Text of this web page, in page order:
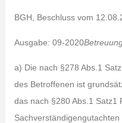
BGH, Beschluss vom
Ausgabe: 09-2020
a) Die nach §278 Abs.1
des Betroffenen ist
das nach §280 Abs.1 Satz1